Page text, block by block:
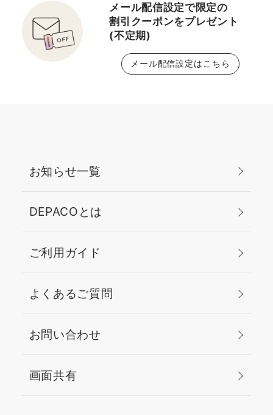
メール配信設定で限定の
割引クーポンをプレゼント
(不定期)
メール配信設定はこちら
お知らせ一覧
DEPACOとは
ご利用ガイド
よくあるご質問
お問い合わせ
画面共有